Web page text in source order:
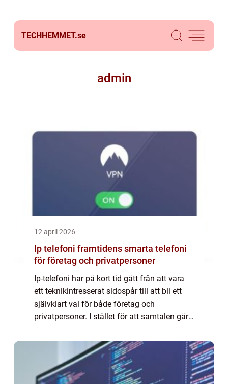
TECHHEMMET.se
admin
12 april 2026
Ip telefoni framtidens smarta telefoni
för företag och privatpersoner
Ip-telefoni har på kort tid gått från att vara
ett teknikintresserat sidospår till att bli ett
självklart val för både företag och
privatpersoner. I stället för att samtalen går
datatrafik över internet. Resu...